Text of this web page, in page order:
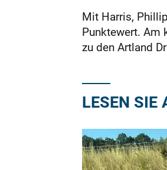
Mit Harris,
Punktewert. Am
zu den Artland
LESEN SIE